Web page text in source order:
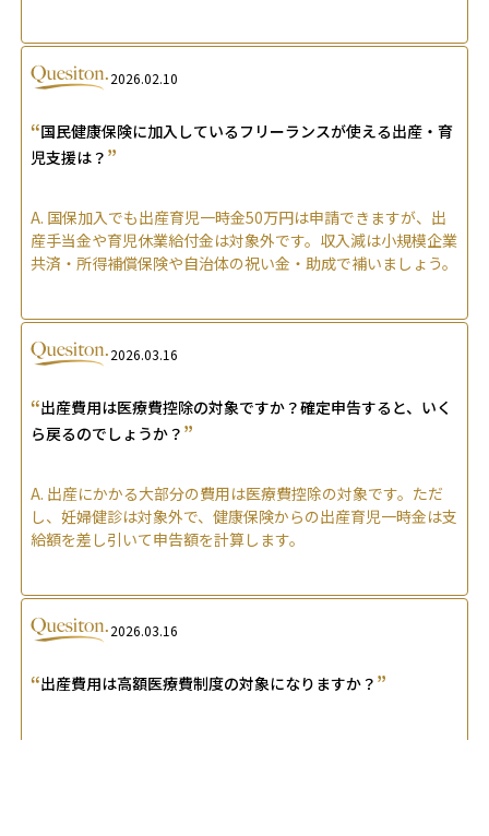
2026.02.10
“国民健康保険に加入しているフリーランスが使える出産・育
児支援は？ ”
A. 国保加入でも出産育児一時金50万円は申請できますが、出
産手当金や育児休業給付金は対象外です。収入減は小規模企業
共済・所得補償保険や自治体の祝い金・助成で補いましょう。
2026.03.16
“出産費用は医療費控除の対象ですか？確定申告すると、いく
ら戻るのでしょうか？ ”
A. 出産にかかる大部分の費用は医療費控除の対象です。ただ
し、妊婦健診は対象外で、健康保険からの出産育児一時金は支
給額を差し引いて申告額を計算します。
2026.03.16
“出産費用は高額医療費制度の対象になりますか？ ”